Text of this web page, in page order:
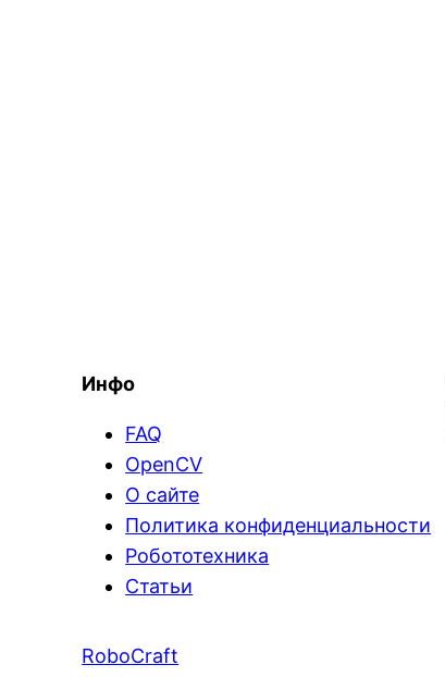
Инфо
FAQ
OpenCV
О сайте
Политика конфиденциальности
Робототехника
Статьи
RoboCraft